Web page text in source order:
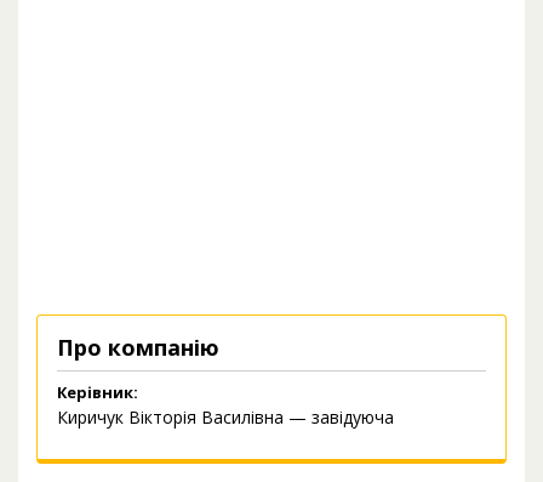
Про компанію
Керівник:
Киричук Вікторія Василівна — завідуюча